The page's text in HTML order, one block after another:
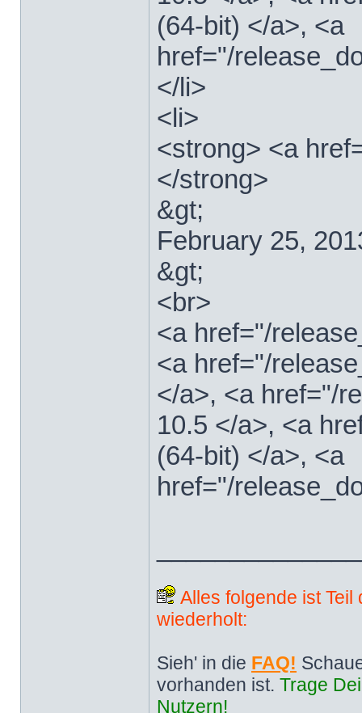
(64-bit) </a>, <a
href="/
</li>
<li>
<strong> <a
</strong>
&gt;
February 25,
&gt;
<br>
<a href="/
<a href="/
</a>, <a href="/
10.5 </a>, <a
(64-bit) </a>, <a
href="/
Alles folgende ist
wiederholt:
Sieh' in die FAQ!
vorhanden ist. Trage
Nutzern!